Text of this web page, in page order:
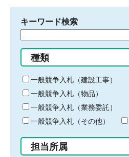
キーワード検索
る
キ
ー
ワ
ー
ド
入
力
種類
一般競争入札（建設工事）
一般競争入札（物品）
一般競争入札（業務委託）
一般競争入札（その他）
担当所属